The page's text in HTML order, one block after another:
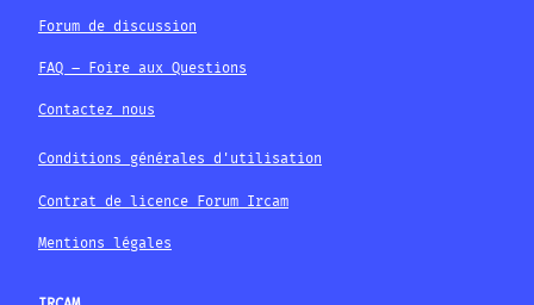
Forum de discussion
FAQ – Foire aux Questions
Contactez nous
Conditions générales d'utilisation
Contrat de licence Forum Ircam
Mentions légales